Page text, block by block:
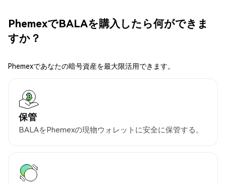
PhemexでBALAを購入したら何ができま
すか？
Phemexであなたの暗号資産を最大限活用できます。
保管
BALAをPhemexの現物ウォレットに安全に保管する。